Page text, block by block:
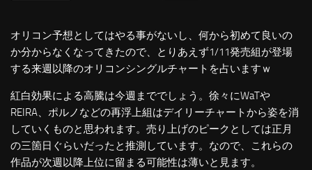
オリコン予想としてはやる事がないし、何から初めて良いの
か分からなくなってきたので、とりあえず1/11発売組が登場
する来週以降のオリコンシングルチャートを占いますｗ
紅白効果による高騰は今週まででしょう。徐々にWaTや
REIRA、ポルノなどの再浮上組はデイリーチャートから姿を消
していくものと思われます。売り上げのピークとしては正月
の三箇日ぐらいだったと推測しています。なので、これらの
作品が次週以降上位に留まる可能性は薄いと見ます。